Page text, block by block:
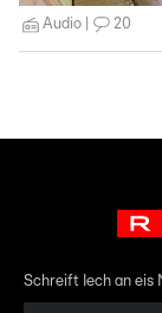
Audio 20
Schreift Iech an eis